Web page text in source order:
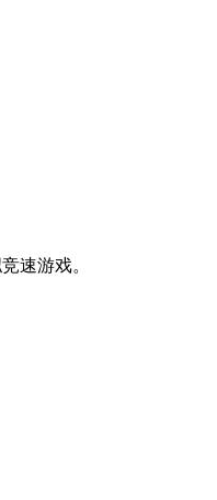
速游戏。